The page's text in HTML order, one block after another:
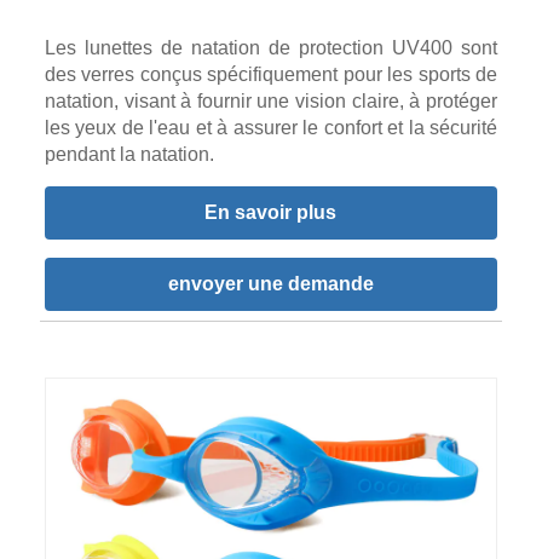
Les lunettes de natation de protection UV400 sont
des verres conçus spécifiquement pour les sports de
natation, visant à fournir une vision claire, à protéger
les yeux de l'eau et à assurer le confort et la sécurité
pendant la natation.
En savoir plus
envoyer une demande